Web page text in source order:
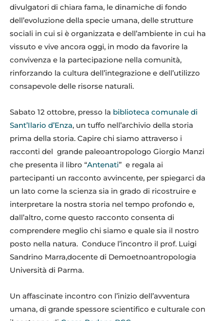
divulgatori di chiara fama, le dinamiche di fondo
dell’evoluzione della specie umana, delle strutture
sociali in cui si è organizzata e dell’ambiente in cui ha
vissuto e vive ancora oggi, in modo da favorire la
convivenza e la partecipazione nella comunità,
rinforzando la cultura dell’integrazione e dell’utilizzo
consapevole delle risorse naturali.
Sabato 12 ottobre, presso la biblioteca comunale di
Sant’Ilario d’Enza, un tuffo nell’archivio della storia
prima della storia. Capire chi siamo attraverso i
racconti del grande paleoantropologo Giorgio Manzi
che presenta il libro “Antenati” e regala ai
partecipanti un racconto avvincente, per spiegarci da
un lato come la scienza sia in grado di ricostruire e
interpretare la nostra storia nel tempo profondo e,
dall’altro, come questo racconto consenta di
comprendere meglio chi siamo e quale sia il nostro
posto nella natura. Conduce l’incontro il prof. Luigi
Sandrino Marra,docente di Demoetnoantropologia
Università di Parma.
Un affascinate incontro con l’inizio dell’avventura
umana, di grande spessore scientifico e culturale con